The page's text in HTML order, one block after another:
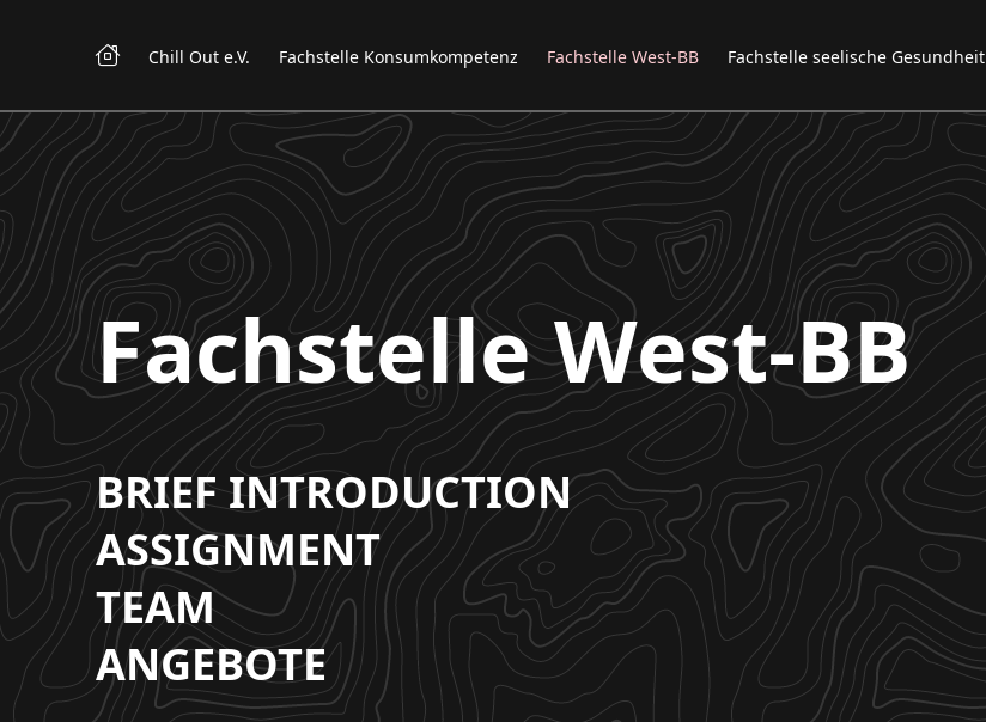
Chill Out e.V. Fachstelle Konsumkompetenz Fachstelle West-BB Fachstelle seelische Gesundheit
Fachstelle West-BB
BRIEF INTRODUCTION
ASSIGNMENT
TEAM
ANGEBOTE